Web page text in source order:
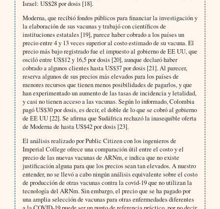
Israel: US$28 por dosis [18].
Moderna, que recibió fondos públicos para financiar la investigación y
la elaboración de sus vacunas y trabajó con científicos de
instituciones estatales [19], parece haber cobrado a los países un
precio entre 4 y 13 veces superior al costo estimado de su vacuna. El
precio más bajo registrado fue el impuesto al gobierno de EE UU, que
osciló entre US$12 y 16,5 por dosis [20], aunque declaró haber
cobrado a algunos clientes hasta US$37 por dosis [21]. Al parecer,
reserva algunos de sus precios más elevados para los países de
menores recursos que tienen menos posibilidades de pagarlos, y que
han experimentado un aumento de las tasas de incidencia y letalidad,
y casi no tienen acceso a las vacunas. Según lo informado, Colombia
pagó US$30 por dosis, es decir, el doble de lo que se cobró al gobierno
de EE UU [22]. Se afirma que Sudáfrica rechazó la inasequible oferta
de Moderna de hasta US$42 por dosis [23].
El análisis realizado por Public Citizen con los ingenieros de
Imperial College ofrece una comparación útil entre el costo y el
precio de las nuevas vacunas de ARNm, e indica que no existe
justificación alguna para que los precios sean tan elevados. A nuestro
entender, no se llevó a cabo ningún análisis equivalente sobre el costo
de producción de otras vacunas contra la covid-19 que no utilizan la
tecnología del ARNm. Sin embargo, el precio que se ha pagado por
una amplia selección de vacunas para otras enfermedades diferentes